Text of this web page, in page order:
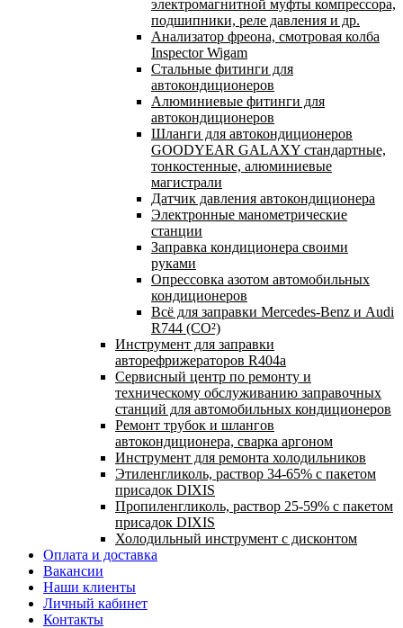
электромагнитной муфты компрессора,
подшипники, реле давления и др.
Анализатор фреона, смотровая колба
Inspector Wigam
Стальные фитинги для
автокондиционеров
Алюминиевые фитинги для
автокондиционеров
Шланги для автокондиционеров
GOODYEAR GALAXY стандартные,
тонкостенные, алюминиевые
магистрали
Датчик давления автокондиционера
Электронные манометрические
станции
Заправка кондиционера своими
руками
Опрессовка азотом автомобильных
кондиционеров
Всё для заправки Mercedes-Benz и Audi
R744 (CO²)
Инструмент для заправки
авторефрижераторов R404a
Сервисный центр по ремонту и
техническому обслуживанию заправочных
станций для автомобильных кондиционеров
Ремонт трубок и шлангов
автокондиционера, сварка аргоном
Инструмент для ремонта холодильников
Этиленгликоль, раствор 34-65% с пакетом
присадок DIXIS
Пропиленгликоль, раствор 25-59% с пакетом
присадок DIXIS
Холодильный инструмент с дисконтом
Оплата и доставка
Вакансии
Наши клиенты
Личный кабинет
Контакты